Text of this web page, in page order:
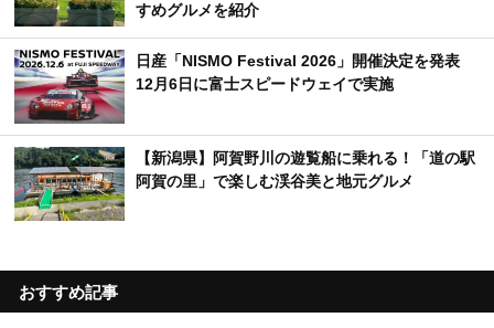
すめグルメを紹介
日産「NISMO Festival 2026」開催決定を発表
12月6日に富士スピードウェイで実施
【新潟県】阿賀野川の遊覧船に乗れる！「道の駅
阿賀の里」で楽しむ渓谷美と地元グルメ
おすすめ記事